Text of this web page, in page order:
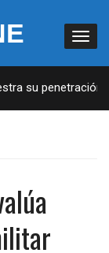
su penetración en